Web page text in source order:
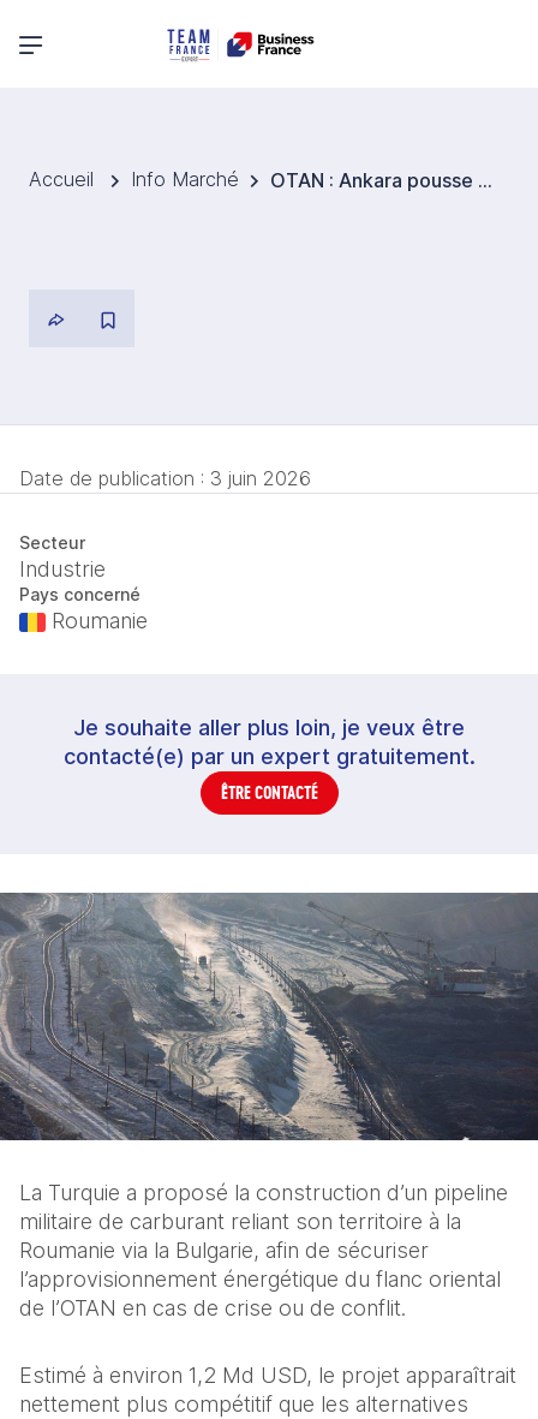
Menu principal
Accueil Info Marché OTAN : Ankara pousse un projet de pipeline militaire vers le flanc Est
Date de publication : 3 juin 2026
Secteur
Industrie
Pays concerné
Roumanie
Je souhaite aller plus loin, je veux être
contacté(e) par un expert gratuitement.
ÊTRE CONTACTÉ
La Turquie a proposé la construction d’un pipeline
militaire de carburant reliant son territoire à la
Roumanie via la Bulgarie, afin de sécuriser
l’approvisionnement énergétique du flanc oriental
de l’OTAN en cas de crise ou de conflit.
Estimé à environ 1,2 Md USD, le projet apparaîtrait
nettement plus compétitif que les alternatives